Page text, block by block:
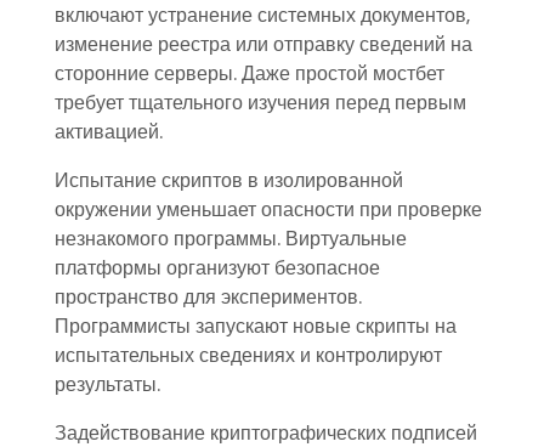
включают устранение системных документов,
изменение реестра или отправку сведений на
сторонние серверы. Даже простой мостбет
требует тщательного изучения перед первым
активацией.
Испытание скриптов в изолированной
окружении уменьшает опасности при проверке
незнакомого программы. Виртуальные
платформы организуют безопасное
пространство для экспериментов.
Программисты запускают новые скрипты на
испытательных сведениях и контролируют
результаты.
Задействование криптографических подписей